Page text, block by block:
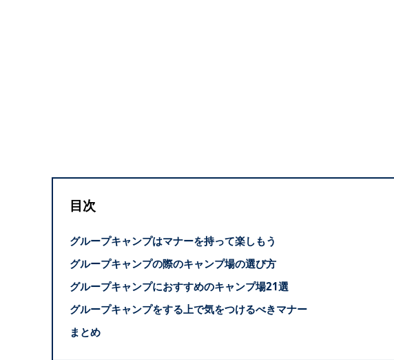
目次
グループキャンプはマナーを持って楽しもう
グループキャンプの際のキャンプ場の選び方
グループキャンプにおすすめのキャンプ場21選
グループキャンプをする上で気をつけるべきマナー
まとめ